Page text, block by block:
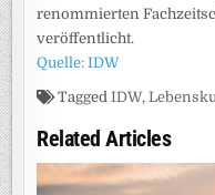
renommierten
veröffentlicht.
Quelle: IDW
TaggedIDW,
Related Articles